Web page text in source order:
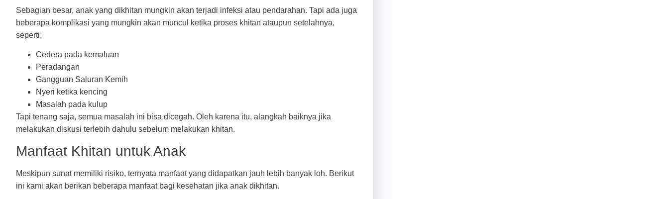
Sebagian besar, anak yang dikhitan mungkin akan terjadi infeksi atau pendarahan. Tapi ada juga
beberapa komplikasi yang mungkin akan muncul ketika proses khitan ataupun setelahnya,
seperti:
Cedera pada kemaluan
Peradangan
Gangguan Saluran Kemih
Nyeri ketika kencing
Masalah pada kulup
Tapi tenang saja, semua masalah ini bisa dicegah. Oleh karena itu, alangkah baiknya jika
melakukan diskusi terlebih dahulu sebelum melakukan khitan.
Manfaat Khitan untuk Anak
Meskipun sunat memiliki risiko, ternyata manfaat yang didapatkan jauh lebih banyak loh. Berikut
ini kami akan berikan beberapa manfaat bagi kesehatan jika anak dikhitan.